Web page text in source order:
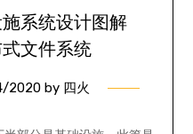
系统设计图解
式文件系统
2020by 四火